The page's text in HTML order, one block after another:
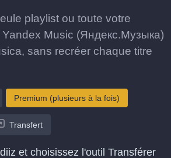
playlist ou toute votre
Music (Яндекс.Музыка)
sans recréer chaque titre
Premium (plusieurs à la fois)
Transfert
et choisissez l'outil Transférer